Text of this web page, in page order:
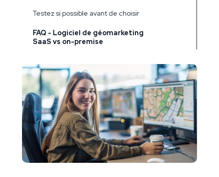
Testez si possible avant de choisir
FAQ - Logiciel de géomarketing
SaaS vs on-premise